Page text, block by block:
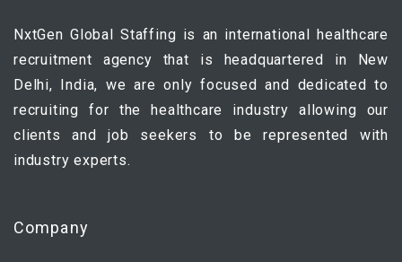
NxtGen Global Staffing is an international healthcare
recruitment agency that is headquartered in New
Delhi, India, we are only focused and dedicated to
recruiting for the healthcare industry allowing our
clients and job seekers to be represented with
industry experts.
Company